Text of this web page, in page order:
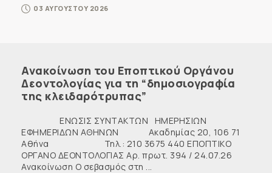
03 ΑΥΓΟΥΣΤΟΥ 2026
Ανακοίνωση του Εποπτικού Οργάνου
Δεοντολογίας για τη “δημοσιογραφία
της κλειδαρότρυπας”
ΕΝΩΣΙΣ ΣΥΝΤΑΚΤΩΝ ΗΜΕΡΗΣΙΩΝ
ΕΦΗΜΕΡΙΔΩΝ ΑΘΗΝΩΝ Ακαδημίας 20, 106 71
Αθήνα Τηλ.: 210 3675 440 ΕΠΟΠΤΙΚΟ
ΟΡΓΑΝΟ ΔΕΟΝΤΟΛΟΓΙΑΣ Αρ. πρωτ. 394 / 24.07.26
Ανακοίνωση Ο σεβασμός στη ...